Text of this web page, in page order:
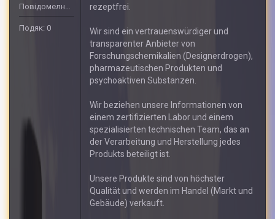
Повідомелнь: 609
Подяк: 0
rezeptfrei.
Wir sind ein vertrauenswürdiger und
transparenter Anbieter von
Forschungschemikalien (Designerdrogen),
pharmazeutischen Produkten und
psychoaktiven Substanzen.
Wir beziehen unsere Informationen von
einem zertifizierten Labor und einem
spezialisierten technischen Team, das an
der Verarbeitung und Herstellung jedes
Produkts beteiligt ist.
Unsere Produkte sind von höchster
Qualität und werden im Handel (Markt und
Gebäude) verkauft.